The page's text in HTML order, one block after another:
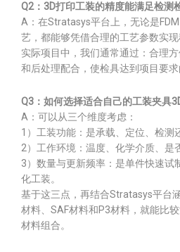
Q2：3D打印工装的精度能满足检测
A：在Stratasys平台上，无论是
艺，都能够凭借合理的工艺参数实
实际项目中，我们通常通过：合理
和后处理配合，使检具达到项目要求
Q3：如何选择适合自己的工装夹具
A：可以从三个维度考虑：
1）工装功能：是承载、定位、检测
2）工作环境：温度、化学介质、是
3）数量与更新频率：是单件快速试
化工装。
基于这三点，再结合Stratasys平台
材料、SAF材料和P3材料，就能比
材料组合。